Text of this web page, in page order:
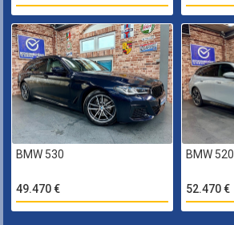
BMW 530
49.470 €
BMW 520
52.470 €